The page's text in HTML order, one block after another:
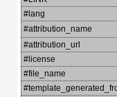
#lang
#attribution_name
#attribution_url
#license
#file_name